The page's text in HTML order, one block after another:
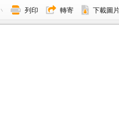
列印 轉寄 下載圖